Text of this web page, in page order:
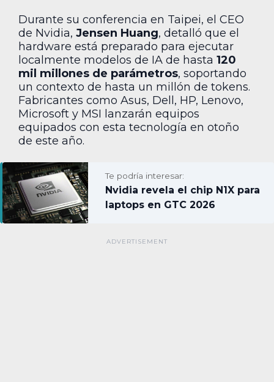
Durante su conferencia en Taipei, el CEO
de Nvidia, Jensen Huang, detalló que el
hardware está preparado para ejecutar
localmente modelos de IA de hasta 120
mil millones de parámetros, soportando
un contexto de hasta un millón de tokens.
Fabricantes como Asus, Dell, HP, Lenovo,
Microsoft y MSI lanzarán equipos
equipados con esta tecnología en otoño
de este año.
Te podría interesar:
Nvidia revela el chip N1X para
laptops en GTC 2026